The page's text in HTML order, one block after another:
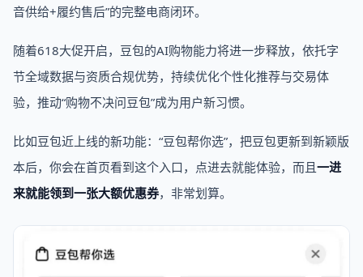
音供给+履约售后”的完整电商闭环。
随着618大促开启，豆包的AI购物能力将进一步释放，依托字
节全域数据与资质合规优势，持续优化个性化推荐与交易体
验，推动“购物不决问豆包”成为用户新习惯。
比如豆包近上线的新功能：“豆包帮你选”，把豆包更新到新颖版
本后，你会在首页看到这个入口，点进去就能体验，而且一进
来就能领到一张大额优惠券，非常划算。